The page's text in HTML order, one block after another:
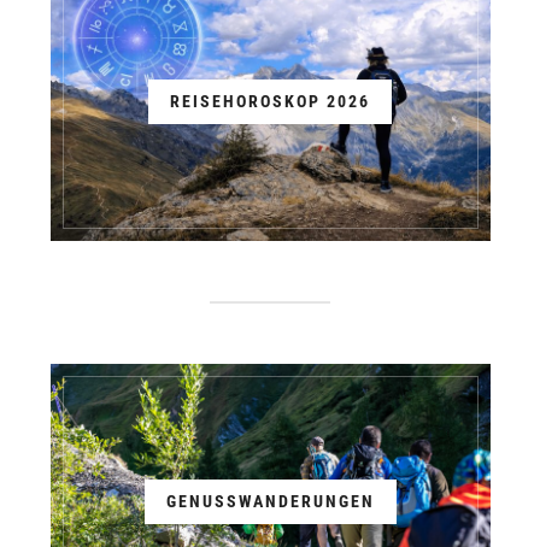
REISEHOROSKOP 2026
GENUSSWANDERUNGEN